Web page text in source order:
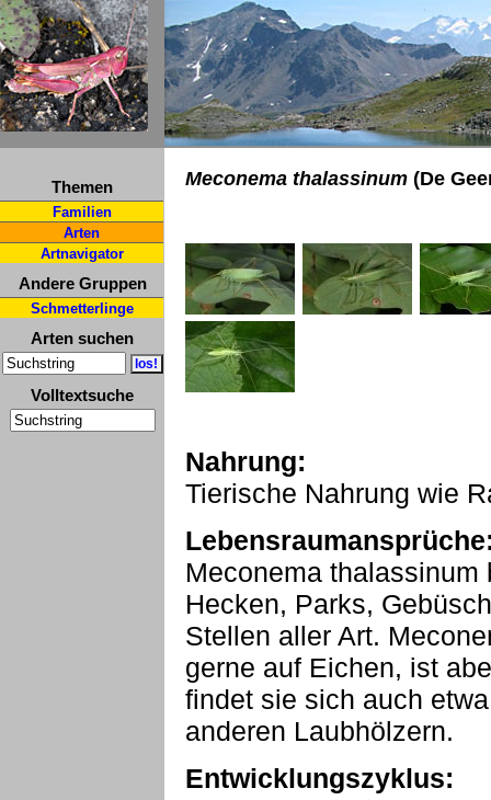
Themen
Familien
Arten
Artnavigator
Andere Gruppen
Schmetterlinge
Arten suchen
Volltextsuche
Meconema thalassinum (De
Nahrung:
Tierische Nahrung wie
Meconema
Hecken, Parks,
Stellen aller Art.
gerne auf Eichen, ist
findet sie sich auch
anderen Laubhölzern.
Entwicklungszyklus: